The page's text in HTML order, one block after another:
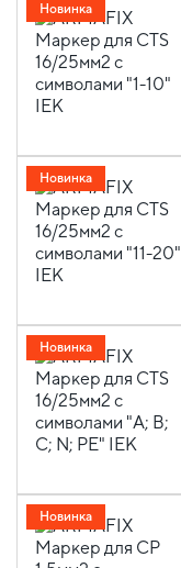
Новинка
Новинка
Новинка
Новинка